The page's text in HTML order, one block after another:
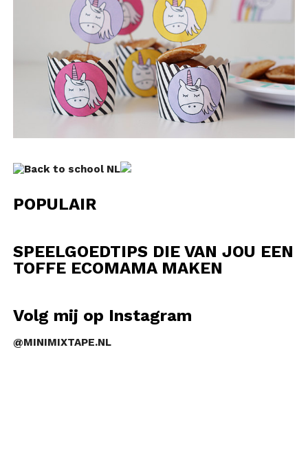
POPULAIR
SPEELGOEDTIPS DIE VAN JOU EEN
TOFFE ECOMAMA MAKEN
Volg mij op Instagram
@MINIMIXTAPE.NL